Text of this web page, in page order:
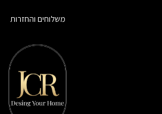
משלוחים והחזרות